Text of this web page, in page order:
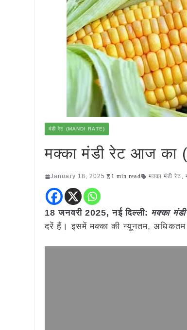
मंडी रेट (MANDI RATE)
मक्का मंडी रेट आज का
January 18, 2025 1 min read मक्का मंडी रेट ,
18 जनवरी 2025, नई दिल्ली: मक्का
दरें हैं। इसमें मक्का की न्यूनतम,